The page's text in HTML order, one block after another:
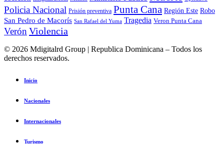
Policia Nacional Prisión preventiva Punta Cana Región Este Robo
San Pedro de Macorís San Rafael del Yuma Tragedia Veron Punta Cana
Verón Violencia
© 2026 Mdigitalrd Group | Republica Dominicana – Todos los
derechos reservados.
Inicio
Nacionales
Internacionales
Turismo